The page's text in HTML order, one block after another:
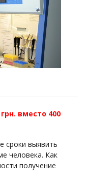
вместо 400
сроки выявить
человека. Как
получение